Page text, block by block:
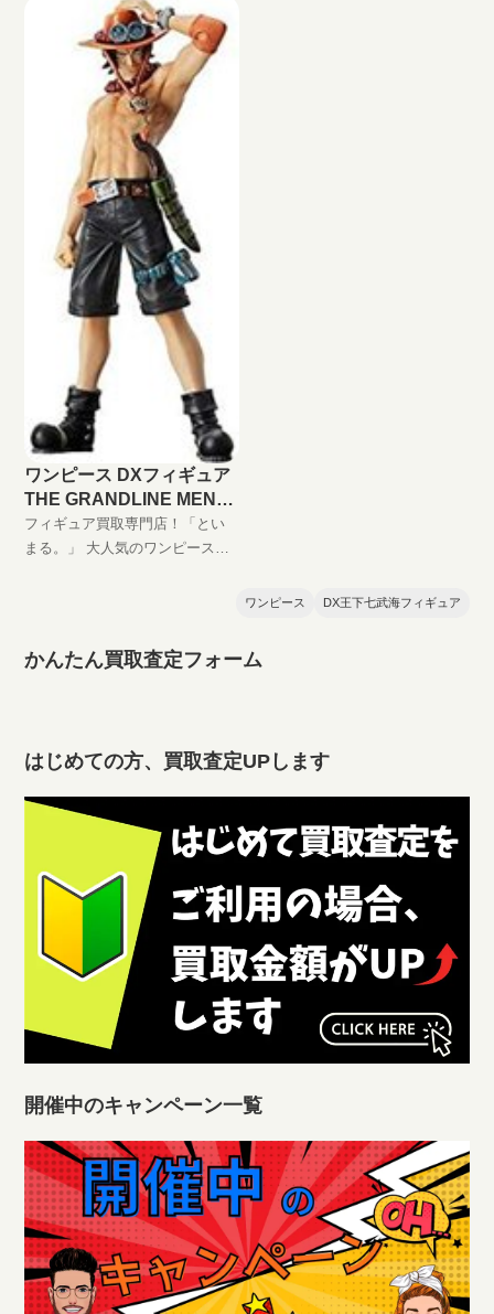
ア「GRAND LINE MEN」シリー
ズワンピース DXフィギュア
THE GRANDLINE MEN vol.0 モ
ンキー・D・ガープ高価買取しま
す！ DXF買取はといまる。にお
まかせ！ 完全無料の宅配買取で
フィギュアをお買い取りしま
ワンピース DXフィギュア
THE GRANDLINE MEN
vol.1 ポートガス・Ｄ・エ
ースの買取価格
フィギュア買取専門店！「とい
まる。」 大人気のワンピースプ
ートガス・Ｄ・エース高価買取
ます！
ワンピース DX王下七武海フィギュア
かんたん買取査定フォーム
はじめての方、買取査定UPします
開催中のキャンペーン一覧